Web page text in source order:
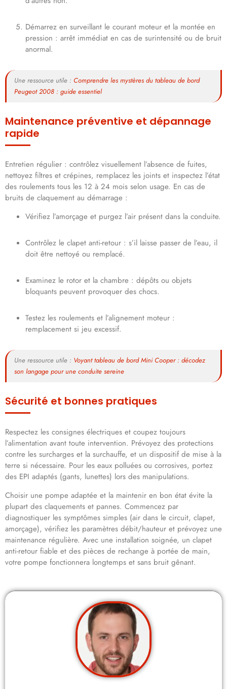
Démarrez en surveillant le courant moteur et la montée en
pression : arrêt immédiat en cas de surintensité ou de bruit
anormal.
Une ressource utile : Comprendre les mystères du tableau de bord
Peugeot 2008 : guide essentiel
Maintenance préventive et dépannage
rapide
Entretien régulier : contrôlez visuellement l’absence de fuites,
nettoyez filtres et crépines, remplacez les joints et inspectez l’état
des roulements tous les 12 à 24 mois selon usage. En cas de
bruits de claquement au démarrage :
Vérifiez l’amorçage et purgez l’air présent dans la conduite.
Contrôlez le clapet anti-retour : s’il laisse passer de l’eau, il
doit être nettoyé ou remplacé.
Examinez le rotor et la chambre : dépôts ou objets
bloquants peuvent provoquer des chocs.
Testez les roulements et l’alignement moteur :
remplacement si jeu excessif.
Une ressource utile : Voyant tableau de bord Mini Cooper : décodez
son langage pour une conduite sereine
Sécurité et bonnes pratiques
Respectez les consignes électriques et coupez toujours
l’alimentation avant toute intervention. Prévoyez des protections
contre les surcharges et la surchauffe, et un dispositif de mise à la
terre si nécessaire. Pour les eaux polluées ou corrosives, portez
des EPI adaptés (gants, lunettes) lors des manipulations.
Choisir une pompe adaptée et la maintenir en bon état évite la
plupart des claquements et pannes. Commencez par
diagnostiquer les symptômes simples (air dans le circuit, clapet,
amorçage), vérifiez les paramètres débit/hauteur et prévoyez une
maintenance régulière. Avec une installation soignée, un clapet
anti-retour fiable et des pièces de rechange à portée de main,
votre pompe fonctionnera longtemps et sans bruit gênant.